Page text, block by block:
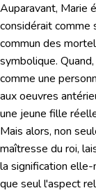
Auparavant, Marie
considérait comme
commun des
symbolique.
comme une
aux oeuvres
une jeune fille
Mais alors, non
maîtresse du roi,
la signification elle-
que seul l'aspect